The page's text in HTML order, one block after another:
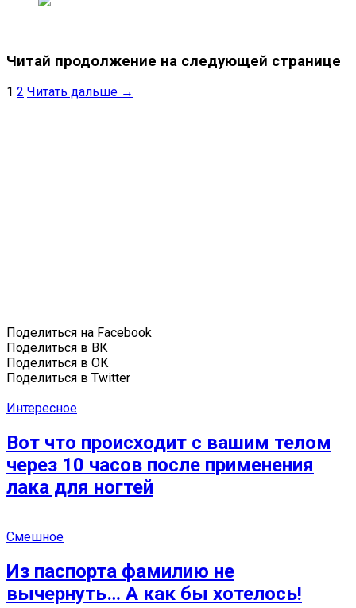
Читай продолжение на следующей странице
1 2 Читать дальше →
Поделиться на Facebook
Поделиться в ВК
Поделиться в ОК
Поделиться в Twitter
Интересное
Вот что происходит с вашим телом
через 10 часов после применения
лака для ногтей
Смешное
Из паспорта фамилию не
вычернуть… А как бы хотелось!